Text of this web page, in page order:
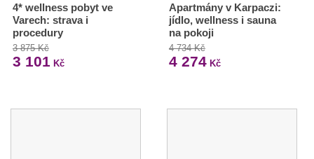
4* wellness pobyt ve
Varech: strava i
procedury
3 875 Kč
3 101 Kč
Apartmány v Karpaczi:
jídlo, wellness i sauna
na pokoji
4 734 Kč
4 274Kč